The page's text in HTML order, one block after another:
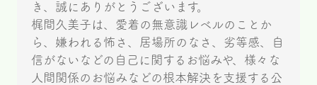
き、誠にありがとうございます。
梶間久美子は、愛着の無意識レベルのことか
ら、嫌われる怖さ、居場所のなさ、劣等感、自
信がないなどの自己に関するお悩みや、様々な
人間関係のお悩みなどの根本解決を支援する公